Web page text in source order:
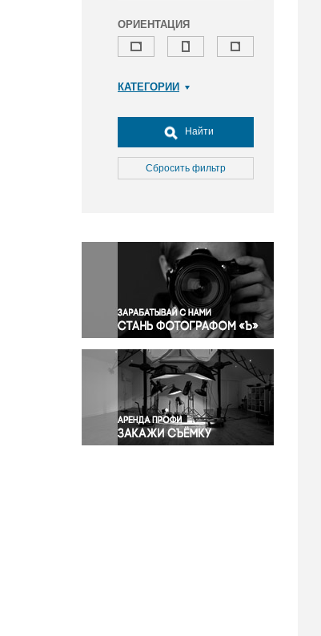
ОРИЕНТАЦИЯ
КАТЕГОРИИ
Досуг, туризм и отдых
Культура
Медицина
Окружающая среда
Политика
Правосудие
Происшествия и конфликты
Религия
Светская жизнь
Спорт
Экология
Экономика и бизнес
Найти
Сбросить фильтр